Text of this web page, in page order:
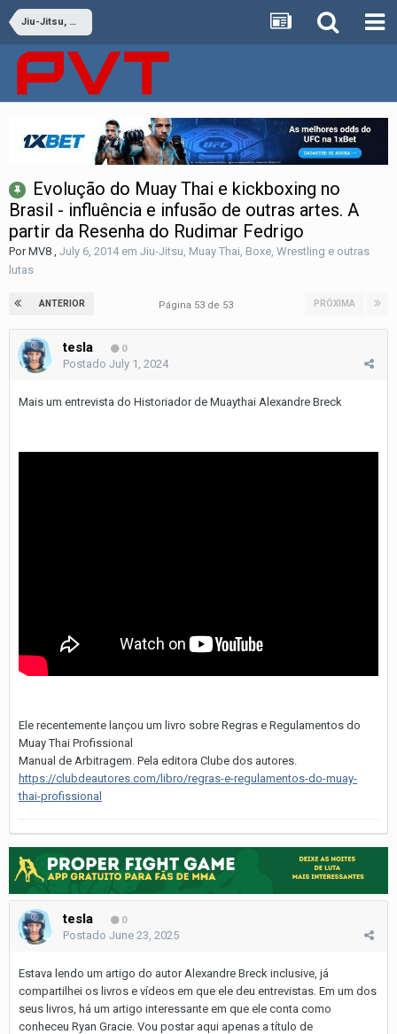
Jiu-Jitsu, Muay Thai, Boxe, Wrestling e outras lutas
Evolução do Muay Thai e kickboxing no
Brasil - influência e infusão de outras artes. A
partir da Resenha do Rudimar Fedrigo
PorMV8 July 6, 2014em Jiu-Jitsu, Muay Thai, Boxe, Wrestling e outras
lutas
ANTERIOR PRÓXIMA
Página 53 de 53
tesla 0
Postado July 1, 2024
Mais um entrevista do Historiador de Muaythai Alexandre Breck
Ele recentemente lançou um livro sobre Regras e Regulamentos do
Muay Thai Profissional
Manual de Arbitragem. Pela editora Clube dos autores.
https://clubdeautores.com/libro/regras-e-regulamentos-do-muay-
thai-profissional
tesla 0
Postado June 23, 2025
Estava lendo um artigo do autor Alexandre Breck inclusive, já
compartilhei os livros e vídeos em que ele deu entrevistas. Em um dos
seus livros, há um artigo interessante em que ele conta como
conheceu Ryan Gracie. Vou postar aqui apenas a título de